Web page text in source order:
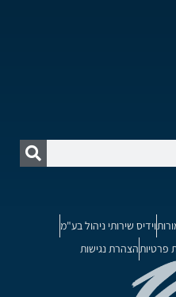
וידיס שירותי ניהול בע"מ
פרטיותהצהרת נגישות